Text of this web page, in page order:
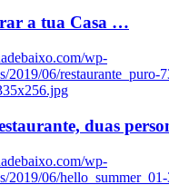
a tua Casa …
wp-
2019/06/restaurante_puro-
duas
wp-
2019/06/